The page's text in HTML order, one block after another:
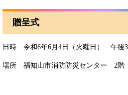
贈呈式
日時 令和6年6月4日（火曜日） 午後3
場所 福知山市消防防災センター 2階